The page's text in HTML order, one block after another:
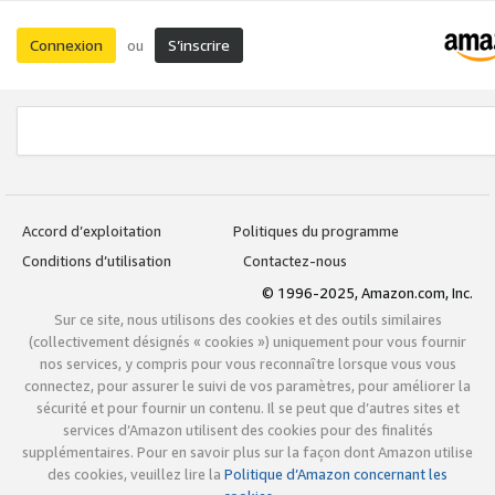
Connexion ou S’inscrire
Accord d’exploitation
Politiques du programme
Conditions d’utilisation
Contactez-nous
© 1996-2025, Amazon.com, Inc.
Sur ce site, nous utilisons des cookies et des outils similaires
(collectivement désignés « cookies ») uniquement pour vous fournir
nos services, y compris pour vous reconnaître lorsque vous vous
connectez, pour assurer le suivi de vos paramètres, pour améliorer la
sécurité et pour fournir un contenu. Il se peut que d’autres sites et
services d’Amazon utilisent des cookies pour des finalités
supplémentaires. Pour en savoir plus sur la façon dont Amazon utilise
des cookies, veuillez lire la Politique d’Amazon concernant les